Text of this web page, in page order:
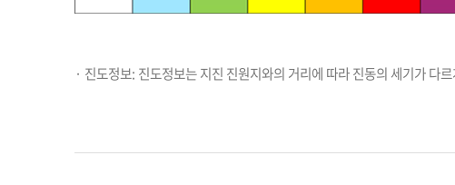
· 진도정보: 진도정보는 지진 진원지와의 거리에 따라 진동의 세기가 다